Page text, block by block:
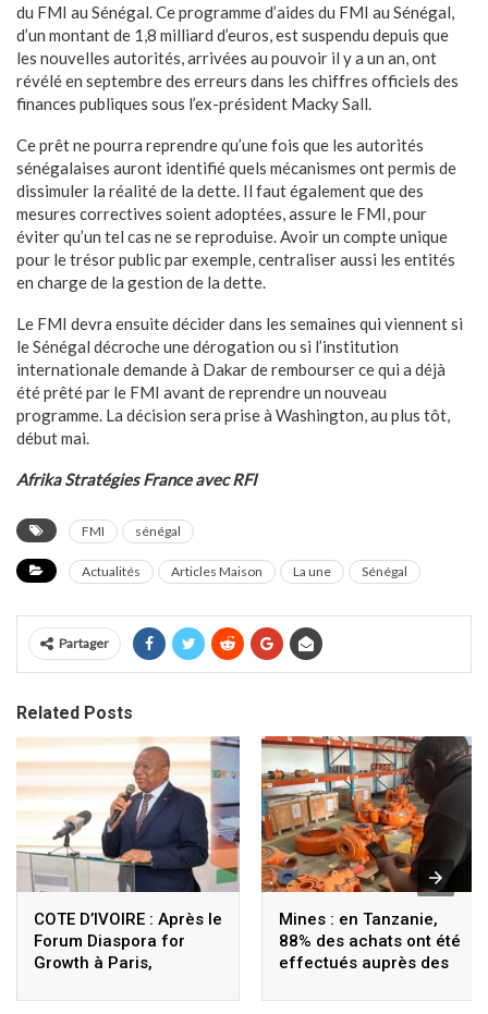
du FMI au Sénégal. Ce programme d’aides du FMI au Sénégal,
d’un montant de 1,8 milliard d’euros, est suspendu depuis que
les nouvelles autorités, arrivées au pouvoir il y a un an, ont
révélé en septembre des erreurs dans les chiffres officiels des
finances publiques sous l’ex-président Macky Sall.
Ce prêt ne pourra reprendre qu’une fois que les autorités
sénégalaises auront identifié quels mécanismes ont permis de
dissimuler la réalité de la dette. Il faut également que des
mesures correctives soient adoptées, assure le FMI, pour
éviter qu’un tel cas ne se reproduise. Avoir un compte unique
pour le trésor public par exemple, centraliser aussi les entités
en charge de la gestion de la dette.
Le FMI devra ensuite décider dans les semaines qui viennent si
le Sénégal décroche une dérogation ou si l’institution
internationale demande à Dakar de rembourser ce qui a déjà
été prêté par le FMI avant de reprendre un nouveau
programme. La décision sera prise à Washington, au plus tôt,
début mai.
Afrika Stratégies France avec RFI
FMI sénégal
Actualités Articles Maison La une Sénégal
Partager
Related Posts
COTE D’IVOIRE : Après le
Forum Diaspora for
Growth à Paris,
Sigmicom à Abidjan
Mines : en Tanzanie,
88% des achats ont été
effectués auprès des